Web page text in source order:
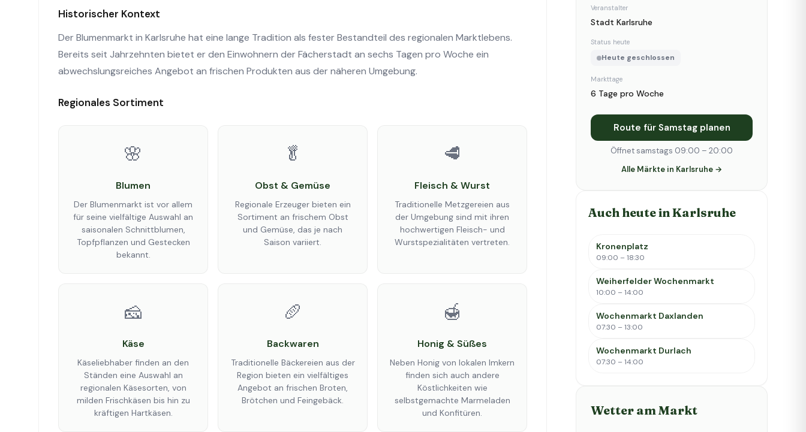
Historischer Kontext
Der Blumenmarkt in Karlsruhe hat eine lange Tradition als fester Bestandteil des regionalen Marktlebens.
Bereits seit Jahrzehnten bietet er den Einwohnern der Fächerstadt an sechs Tagen pro Woche ein
abwechslungsreiches Angebot an frischen Produkten aus der näheren Umgebung.
Regionales Sortiment
🌸
Blumen
Der Blumenmarkt ist vor allem
für seine vielfältige Auswahl an
saisonalen Schnittblumen,
Topfpflanzen und Gestecken
bekannt.
🥬
Obst & Gemüse
Regionale Erzeuger bieten ein
Sortiment an frischem Obst
und Gemüse, das je nach
Saison variiert.
🥩
Fleisch & Wurst
Traditionelle Metzgereien aus
der Umgebung sind mit ihren
hochwertigen Fleisch- und
Wurstspezialitäten vertreten.
🧀
Käse
Käseliebhaber finden an den
Ständen eine Auswahl an
regionalen Käsesorten, von
milden Frischkäsen bis hin zu
kräftigen Hartkäsen.
🥖
Backwaren
Traditionelle Bäckereien aus der
Region bieten ein vielfältiges
Angebot an frischen Broten,
Brötchen und Feingebäck.
🍯
Honig & Süßes
Neben Honig von lokalen Imkern
finden sich auch andere
Köstlichkeiten wie
selbstgemachte Marmeladen
und Konfitüren.
Veranstalter
Stadt Karlsruhe
Status heute
Heute geschlossen
Markttage
6 Tage pro Woche
Route für Samstag planen
Öffnet samstags 09:00 – 20:00
Alle Märkte in Karlsruhe →
Auch heute in Karlsruhe
Kronenplatz
09:00 – 18:30
Weiherfelder Wochenmarkt
10:00 – 14:00
Wochenmarkt Daxlanden
07:30 – 13:00
Wochenmarkt Durlach
07:30 – 14:00
Wetter am Markt